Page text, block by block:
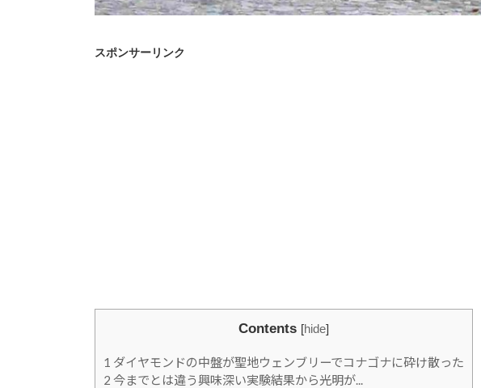
スポンサーリンク
Contents [hide]
1 ダイヤモンドの中盤が聖地ウェンブリーでコナゴナに砕け散った
2 今までとは違う興味深い実験結果から光明が...